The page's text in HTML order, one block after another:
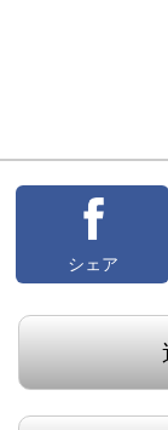
シェア